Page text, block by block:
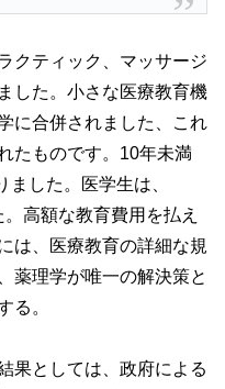
クティック、マッサージ
した。小さな医療教育機
に合併されました、これ
たものです。10年未満
した。医学生は、
高額な教育費用を払え
は、医療教育の詳細な規
薬理学が唯一の解決策と
る。
果としては、政府による